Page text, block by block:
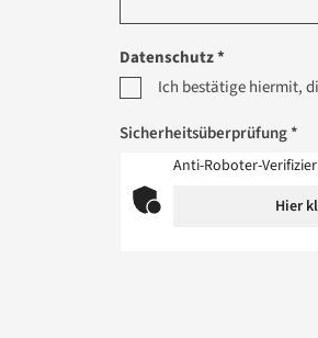
Datenschutz *
Ich bestätige hiermit,
Sicherheitsüberprüfung *
Anti-Roboter-
Hier